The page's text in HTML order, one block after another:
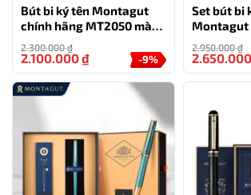
Bút bi ký tên Montagut
chính hãng MT2050 màu
xanh ngọc đính đá
2.300.000₫
-9%
2.100.000₫
Set bút bi
Montagut
M265
cao cấp
2.950.000₫
2.650.000